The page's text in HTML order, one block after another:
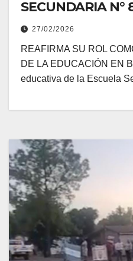
SECUNDARIA N°
FAVALORO DE
27/02/2026
REAFIRMA SU ROL
DE LA EDUCACIÓN EN
educativa de la Escuela